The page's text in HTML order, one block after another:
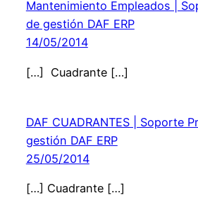
de gestión DAF ERP
14/05/2014
[…] Cuadrante […]
DAF CUADRANTES | Soporte
gestión DAF ERP
25/05/2014
[…] Cuadrante […]